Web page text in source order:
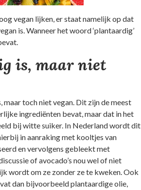
vegan lijken, er staat namelijk op dat
is. Wanneer het woord ‘plantaardig’
is, maar niet
maar toch niet vegan. Dit zijn de meest
ingrediënten bevat, maar dat in het
bij witte suiker. In Nederland wordt dit
in aanraking met kooltjes van
en vervolgens gebleekt met
of avocado’s nou wel of niet
wordt om ze zonder ze te kweken. Ook
dan bijvoorbeeld plantaardige olie,